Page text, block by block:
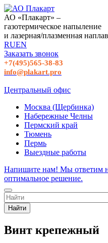
АО «Плакарт» –
газотермическое напыление
и лазерная/плазменная
RUEN
Заказать звонок
+7(495)565-38-83
info@plakart.pro
Центральный офис
Москва (Щербинка)
Набережные Челны
Пермский край
Тюмень
Пермь
Выездные работы
Напишите нам! Мы ответим
оптимальное решение.
Найти
Винт крепежный